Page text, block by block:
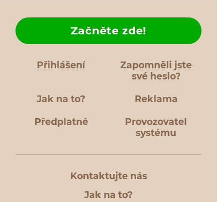
Přihlášení
Zapomněli jste
své heslo?
Jak na to?
Začněte zde!
Reklama
Předplatné
Provozovatel
systému
Kontaktujte nás
Jak na to?